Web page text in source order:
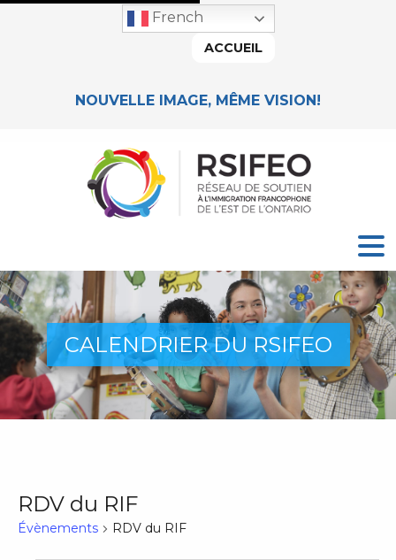
NOUVELLE IMAGE, MÊME VISION!
French
ACCUEIL
CALENDRIER DU RSIFEO
RDV du RIF
Évènements RDV du RIF